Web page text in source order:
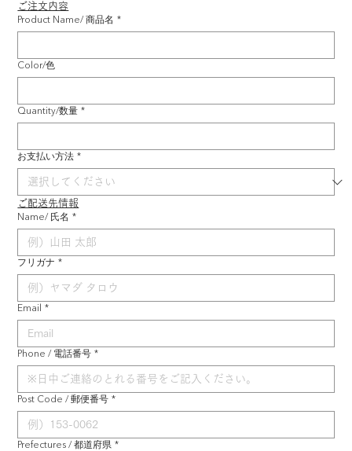
ご注文内容
Product Name/ 商品名 *
Color/色
Quantity/数量 *
お支払い方法 *
ご配送先情報
Name/ 氏名 *
フリガナ *
Email *
Phone / 電話番号 *
Post Code / 郵便番号 *
Prefectures / 都道府県 *